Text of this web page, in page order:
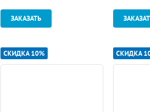
ЗАКАЗАТЬ
СКИДКА 10% СКИДКА